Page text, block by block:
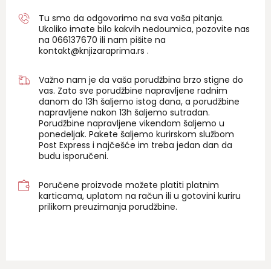
Tu smo da odgovorimo na sva vaša pitanja.
Ukoliko imate bilo kakvih nedoumica, pozovite nas
na 066137670 ili nam pišite na
kontakt@knjizaraprima.rs .
Važno nam je da vaša porudžbina brzo stigne do
vas. Zato sve porudžbine napravljene radnim
danom do 13h šaljemo istog dana, a porudžbine
napravljene nakon 13h šaljemo sutradan.
Porudžbine napravljene vikendom šaljemo u
ponedeljak. Pakete šaljemo kurirskom službom
Post Express i najčešće im treba jedan dan da
budu isporučeni.
Poručene proizvode možete platiti platnim
karticama, uplatom na račun ili u gotovini kuriru
prilikom preuzimanja porudžbine.